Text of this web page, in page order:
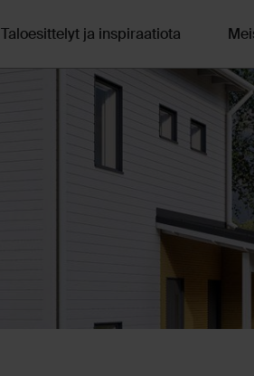
Taloesittelyt ja inspiraatiota